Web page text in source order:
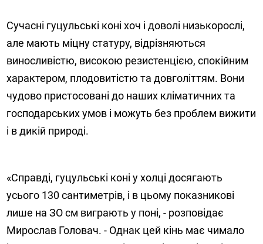
Сучасні гуцульські коні хоч і доволі низькорослі,
але мають міцну статуру, відрізняються
виносливістю, високою резистенцією, спокійним
характером, плодовитістю та довголіттям. Вони
чудово пристосовані до наших кліматичних та
господарських умов і можуть без проблем вижити
і в дикій природі.
«Справді, гуцульські коні у холці досягають
усього 130 сантиметрів, і в цьому показникові
лише на ЗО см виграють у поні, - розповідає
Мирослав Головач. - Однак цей кінь має чимало